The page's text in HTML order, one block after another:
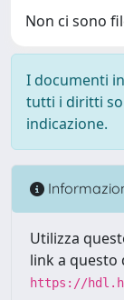
Non ci sono
I documenti
tutti i diritti
indicazione.
Utilizza
link a questo
https://